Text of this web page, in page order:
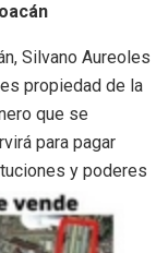
Silvano Aureoles
propiedad de la
que se
para pagar
y poderes